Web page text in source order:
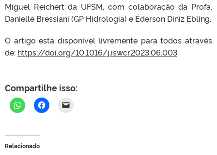
Miguel Reichert da UFSM, com colaboração da Profa.
Danielle Bressiani (GP Hidrologia) e Éderson Diniz Ebling.
O artigo está disponível livremente para todos através
de: https://doi.org/10.1016/j.iswcr.2023.06.003
Compartilhe isso:
Relacionado